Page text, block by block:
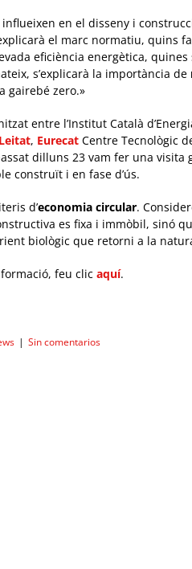
en el disseny i
el marc normatiu, quins
eficiència energètica,
s’explicarà la importància de
gairebé zero.»
entre l’Institut Català
Leitat, Eurecat Centre Tecnològic
dilluns 23 vam fer una visita
construït i en fase d’ús.
d’economia circular.
es fixa i immòbil, sinó
biològic que retorni a la
feu clic aquí.
| Sin comentarios